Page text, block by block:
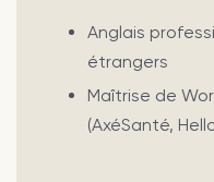
Anglais
étrangers
Maîtrise de
(AxéSanté,